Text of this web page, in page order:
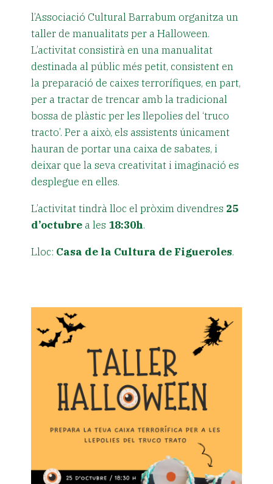
l’Associació Cultural Barrabum organitza un
taller de manualitats per a Halloween.
L’activitat consistirà en una manualitat
destinada al públic més petit, consistent en
la preparació de caixes terrorífiques, en part,
per a tractar de trencar amb la tradicional
bossa de plàstic per les llepolies del ‘truco
tracto’. Per a això, els assistents únicament
hauran de portar una caixa de sabates, i
deixar que la seva creativitat i imaginació es
desplegue en elles.
L’activitat tindrà lloc el pròxim divendres 25
d’octubrea les 18:30h.
Lloc: Casa de la Cultura de Figueroles.